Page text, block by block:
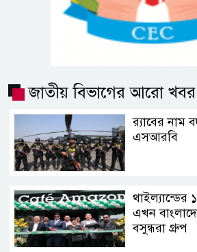
জাতীয় বিভাগের আরো খবর
র‍্যাবের নাম
এসআরবি
থাইল্যান্ডের
এখন
বসুন্ধরা গ্রুপ